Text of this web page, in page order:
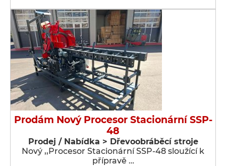
Prodám Nový Procesor Stacionární SSP-
48
Prodej / Nabídka > Dřevoobráběcí stroje
Nový ,,Procesor Stacionární SSP-48 sloužící k
přípravě …